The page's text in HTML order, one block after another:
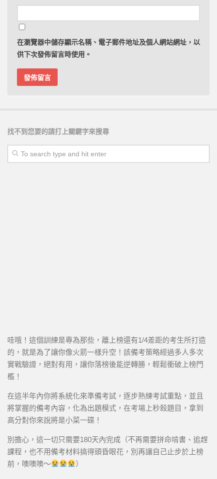
在瀏覽器中儲存顯示名稱、電子郵件地址及個人網站網址，以
供下次發佈留言時使用。
找不到您要的請打上關鍵字來搜尋
哇哦！這個訓練是專為那些，離上榜還有1/4差距的考生所打造
的，就是為了讓你像火箭一樣升空！該備考策略經過多人多次
實戰驗證，絕對有用，讓你落榜後能逆轉勝，輕鬆衝破上榜門
檻！
在這半年內你將系統化來準備考試，逐步熟練考試重點，並且
將掌握的備考內容，化為出題模式，在考場上秒殺題目，拿到
高分對你來說將是小菜一碟！
別擔心，這一切只需要180天內完成（不再需要拼命啃書、追趕
課程，也不用備考材料搞得頭昏眼花，別再讓自己止步於上榜
前，噢噢噢～
）
想取得更多實用的公職國考備考策略嗎？現在就點擊
下方的訂閱按鈕，參與備考教練團隊Youtube官方頻
道，透過系統化備考策略影片，輕鬆提升自己的備考
實力！ 咱們系統式備考策略影片中見。
*************************************************************
AI備考時代來臨，不懂AI備考的國考生將被淘汰!
擊我了解如何善用AI來準備國家考試，讓準備國考能